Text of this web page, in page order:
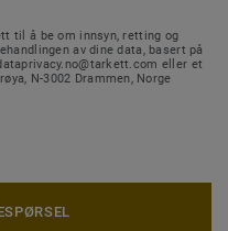
til å be om innsyn, retting og
av dine data, basert på
eller et
N-3002 Drammen, Norge